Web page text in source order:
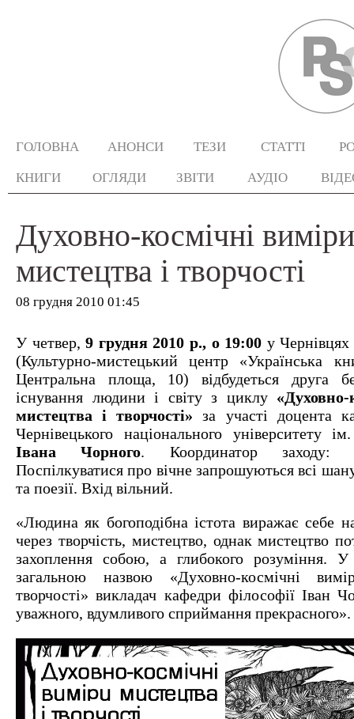
ГОЛОВНА АНОНСИ ТЕЗИ СТАТТІ
КНИГИ ОГЛЯДИ ЗВІТИ АУДІО
Духовно-космічні виміри
мистецтва і творчості
08 грудня 2010 01:45
У четвер,9 грудня 2010 р., о 19:00 у
(Культурно-мистецький центр «Українська
Центральна площа, 10) відбудеться друга
існування людини і світу з циклу
мистецтва і творчості» за участі доцента
Чернівецького національного університету
Івана Чорного. Координатор
Поспілкуватися про вічне запрошуються всі
та поезії. Вхід вільний.
«Людина як богоподібна істота виражає себе
через творчість, мистецтво, однак мистецтво
захоплення собою, а глибокого розуміння.
загальною назвою «Духовно-космічні
творчості» викладач кафедри філософії Іван
уважного, вдумливого сприймання прекрасного».